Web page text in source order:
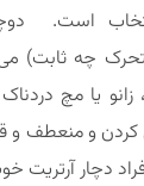
است.
چه ثابت) می
یا مچ
کردن و منعطف و
دچار آرتریت